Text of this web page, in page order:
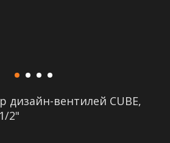
дизайн-вентилей CUBE,
2"